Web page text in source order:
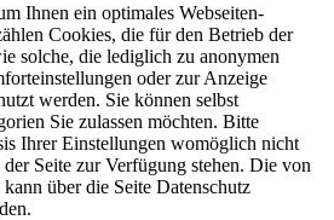
Ihnen ein optimales Webseiten-
Cookies, die für den Betrieb der
solche, die lediglich zu anonymen
oder zur Anzeige
werden. Sie können selbst
Sie zulassen möchten. Bitte
Ihrer Einstellungen womöglich nicht
Seite zur Verfügung stehen. Die von
über die Seite Datenschutz